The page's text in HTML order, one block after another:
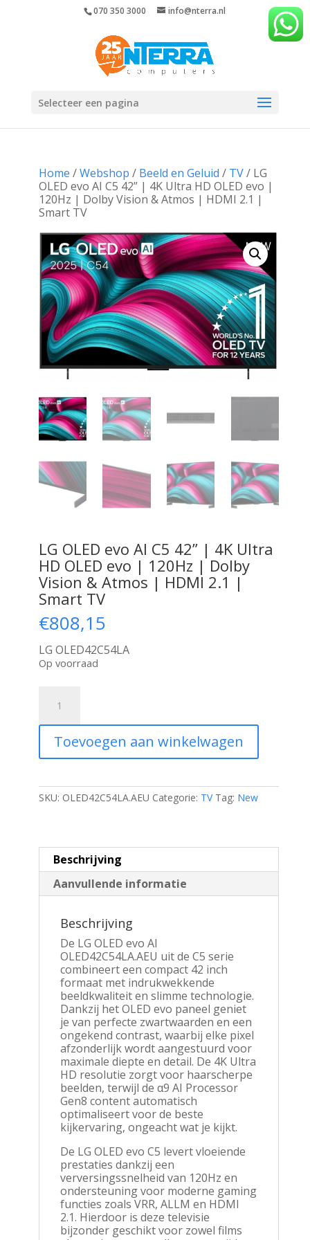
070 350 3000 info@nterra.nl
Selecteer een pagina
Home /Webshop / Beeld en Geluid / TV/ LG
OLED evo AI C5 42” | 4K Ultra HD OLED evo |
120Hz | Dolby Vision & Atmos | HDMI 2.1 |
Smart TV
LG OLED evo AI C5 42” | 4K Ultra
HD OLED evo | 120Hz | Dolby
Vision & Atmos | HDMI 2.1 |
Smart TV
€808,15
LG OLED42C54LA
Op voorraad
OLED
AI
42''
4K
Ultra
|
120Hz
|
Dolby
Atmos
HDMI
Smart
aantal
Toevoegen aan winkelwagen
SKU: OLED42C54LA.AEU Categorie: TV Tag: New
Beschrijving
Aanvullende informatie
Beschrijving
De LG OLED evo AI
OLED42C54LA.AEU uit de C5 serie
combineert een compact 42 inch
formaat met indrukwekkende
beeldkwaliteit en slimme technologie.
Dankzij het OLED evo paneel geniet
je van perfecte zwartwaarden en een
ongekend contrast, waarbij elke pixel
afzonderlijk wordt aangestuurd voor
maximale diepte en detail. De 4K Ultra
HD resolutie zorgt voor haarscherpe
beelden, terwijl de α9 AI Processor
Gen8 content automatisch
optimaliseert voor de beste
kijkervaring, ongeacht wat je kijkt.
De LG OLED evo C5 levert vloeiende
prestaties dankzij een
verversingssnelheid van 120Hz en
ondersteuning voor moderne gaming
functies zoals VRR, ALLM en HDMI
2.1. Hierdoor is deze televisie
bijzonder geschikt voor zowel films